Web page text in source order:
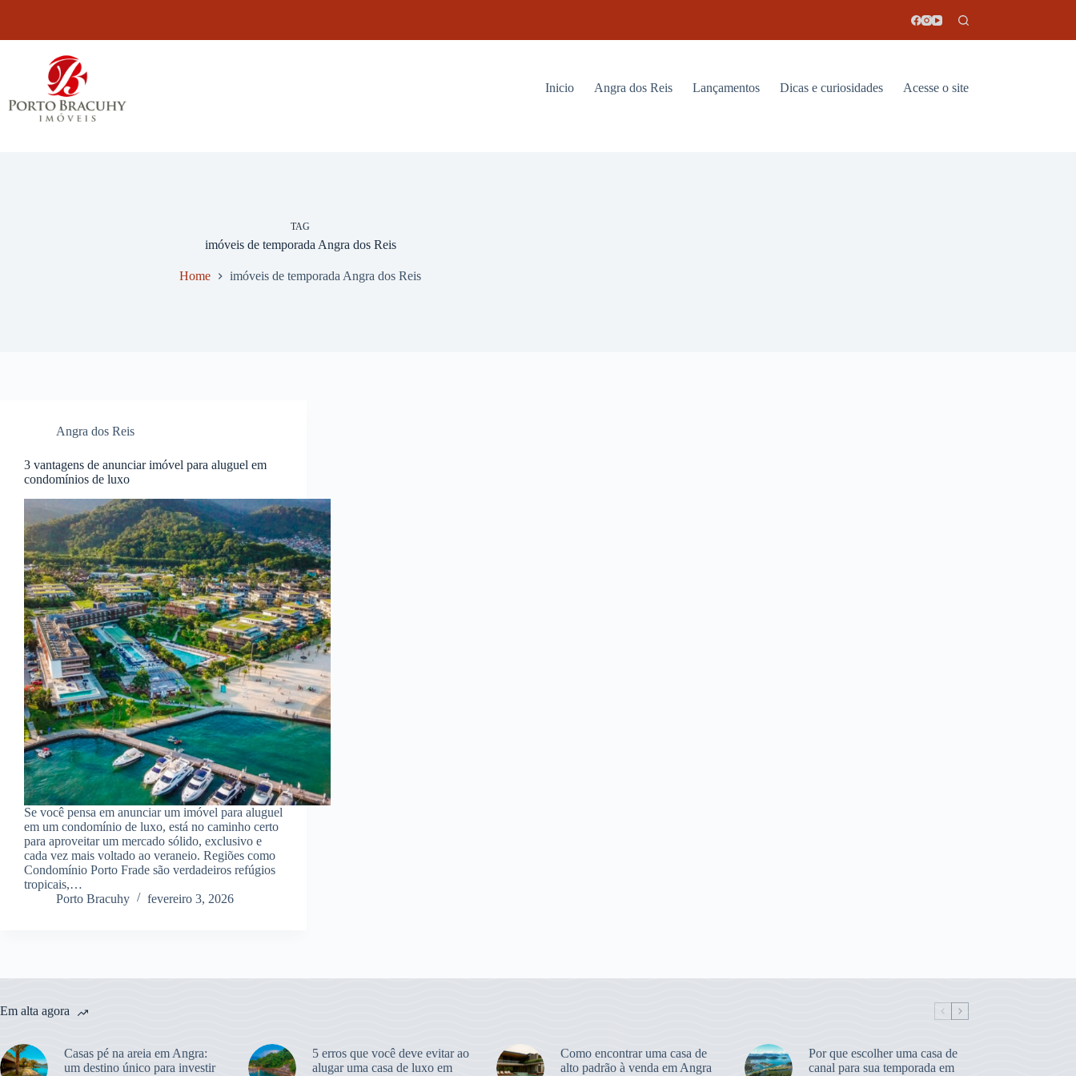
Inicio Angra dos Reis Lançamentos Dicas e curiosidades Acesse o site
TAG
imóveis de temporada Angra dos Reis
Home imóveis de temporada Angra dos Reis
Angra dos Reis
3 vantagens de anunciar imóvel para aluguel em
condomínios de luxo
Se você pensa em anunciar um imóvel para aluguel
em um condomínio de luxo, está no caminho certo
para aproveitar um mercado sólido, exclusivo e
cada vez mais voltado ao veraneio. Regiões como
Condomínio Porto Frade são verdadeiros refúgios
tropicais,…
Porto Bracuhy
fevereiro 3, 2026
Em alta agora
Casas pé na areia em Angra:
um destino único para investir
5 erros que você deve evitar ao
alugar uma casa de luxo em
Como encontrar uma casa de
alto padrão à venda em Angra
Por que escolher uma casa de
canal para sua temporada em